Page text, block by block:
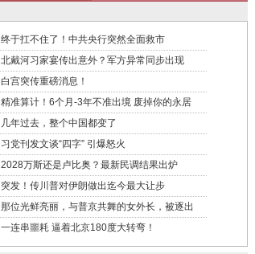
终于扛不住了！中共央行突然全面救市
北戴河习家宴传出意外？军方异常同步出现
白宫突传重磅消息！
精准算计！6个月-3年不准出境 废掉你的永居
几年过去，整个中国都变了
习党刊发文谈“四字” 引爆怒火
2028万斯还是卢比奥？最新民调结果出炉
突发！传川普对伊朗做出迄今最大让步
那位光鲜亮丽，与普京共舞的女外长，被逐出
一连串噩耗 逼着北京180度大转弯！